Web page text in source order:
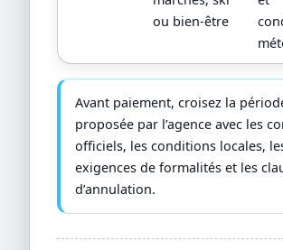
ou bien-être
Avant paiement, croisez la
proposée par l’agence avec les
officiels, les conditions locales,
exigences de formalités et les
d’annulation.